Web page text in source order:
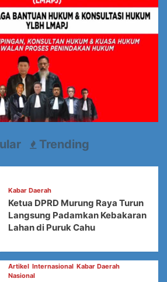
Trending
Kabar Daerah
Ketua DPRD Murung Raya Turun
Langsung Padamkan Kebakaran
Lahan di Puruk Cahu
Artikel Internasional Kabar Daerah
Nasional